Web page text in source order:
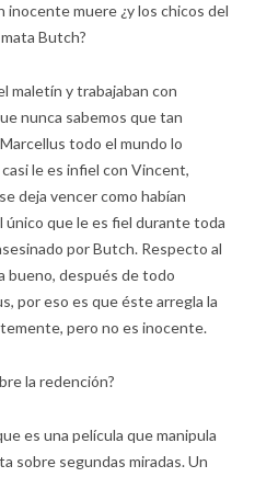
muere ¿y los chicos del
Butch?
maletín y trabajaban con
nunca sabemos que tan
todo el mundo lo
le es infiel con Vincent,
deja vencer como habían
único que le es fiel durante toda
por Butch. Respecto al
bueno, después de todo
por eso es que éste arregla la
pero no es inocente.
la redención?
es una película que manipula
sobre segundas miradas. Un